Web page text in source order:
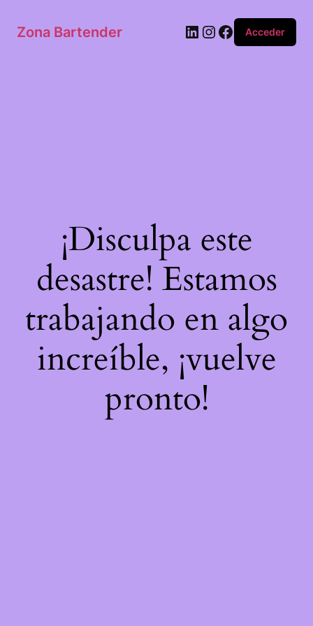
Zona Bartender Acceder
¡Disculpa este
desastre! Estamos
trabajando en algo
increíble, ¡vuelve
pronto!